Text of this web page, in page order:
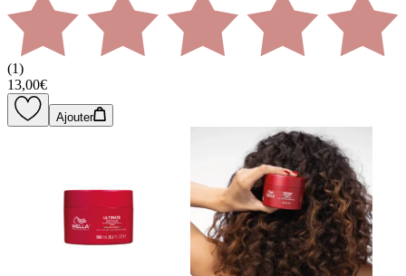
(1)
13,00€
Ajouter